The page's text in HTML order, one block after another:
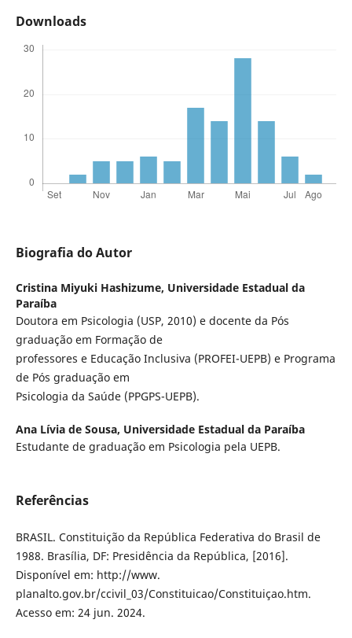
Downloads
Biografia do Autor
Cristina Miyuki Hashizume, Universidade Estadual da
Paraíba
Doutora em Psicologia (USP, 2010) e docente da Pós
graduação em Formação de
professores e Educação Inclusiva (PROFEI-UEPB) e Programa
de Pós graduação em
Psicologia da Saúde (PPGPS-UEPB).
Ana Lívia de Sousa, Universidade Estadual da Paraíba
Estudante de graduação em Psicologia pela UEPB.
Referências
BRASIL. Constituição da República Federativa do Brasil de
1988. Brasília, DF: Presidência da República, [2016].
Disponível em: http://www.
planalto.gov.br/ccivil_03/Constituicao/Constituiçao.htm.
Acesso em: 24 jun. 2024.